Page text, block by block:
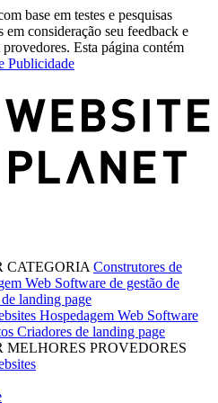
base em testes e pesquisas
consideração seu feedback e
Esta página contém
Publicidade
CATEGORIA Construtores de
Web Software de gestão de
landing page
Hospedagem Web Software
Criadores de landing page
MELHORES PROVEDORES